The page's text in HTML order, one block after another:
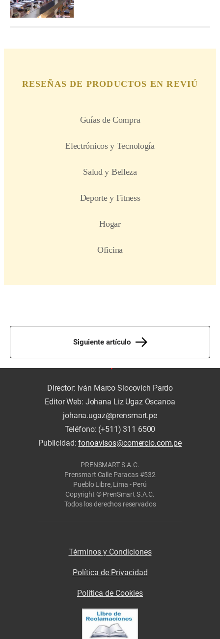
Siguiente artículo
Director: Iván Marco Slocovich Pardo
Editor Web: Johana Liz Ugaz Oscanoa
johana.ugaz@prensmart.pe
Teléfono: (+511) 311 6500
Publicidad:fonoavisos@comercio.com.pe
PRENSMART S.A.C.
Prensmart Calle Paracas #532
Pueblo Libre, Lima - Perú
Copyright © PrenSmart S.A.C.
Todos los derechos reservados
Términos y Condiciones
Política de Privacidad
Politica de Cookies